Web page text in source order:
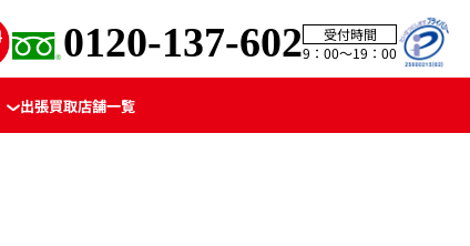
0120-137-602
受付時間
9：00〜19：00
出張買取店舗一覧